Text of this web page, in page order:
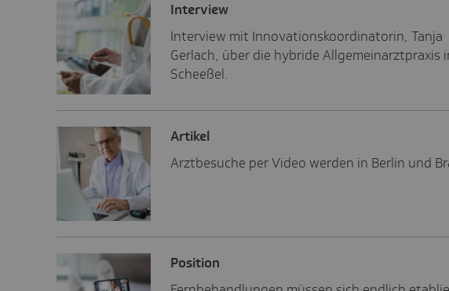
Inter­view
Interview mit Innovationskoordinatorin, Tanja
Gerlach, über die hybride Allgemeinarztpraxis
Scheeßel.
Artikel
Arztbesuche per Video werden in Berlin und
Posi­tion